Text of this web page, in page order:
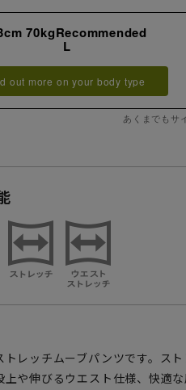
70kgRecommended
L
out more on your body type
あくまでもサ
トレッチムーブパンツです。ス
上や伸びるウエスト仕様、快適